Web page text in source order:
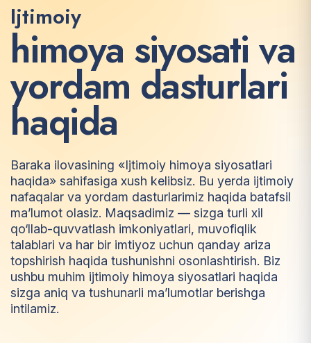
Ijtimoiy
himoya siyosati va
yordam dasturlari
haqida
Baraka ilovasining «Ijtimoiy himoya siyosatlari
haqida» sahifasiga xush kelibsiz. Bu yerda ijtimoiy
nafaqalar va yordam dasturlarimiz haqida batafsil
ma’lumot olasiz. Maqsadimiz — sizga turli xil
qo‘llab-quvvatlash imkoniyatlari, muvofiqlik
talablari va har bir imtiyoz uchun qanday ariza
topshirish haqida tushunishni osonlashtirish. Biz
ushbu muhim ijtimoiy himoya siyosatlari haqida
sizga aniq va tushunarli ma’lumotlar berishga
intilamiz.